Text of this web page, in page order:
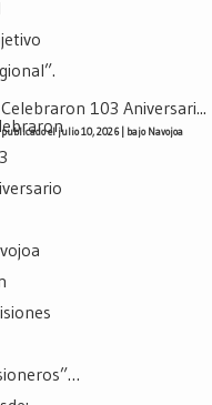
Celebraron 103 Aniversari...
publicado el julio 10, 2026| bajoNavojoa